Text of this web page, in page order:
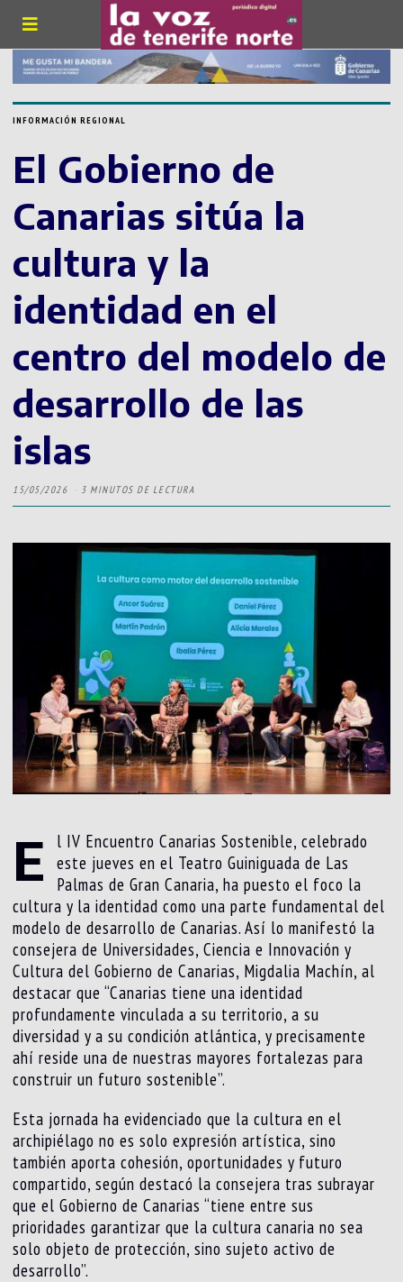
INFORMACIÓN REGIONAL
El Gobierno de
Canarias sitúa la
cultura y la
identidad en el
centro del modelo de
desarrollo de las
islas
15/05/2026 3 MINUTOS DE LECTURA
E
l IV Encuentro Canarias Sostenible, celebrado
este jueves en el Teatro Guiniguada de Las
Palmas de Gran Canaria, ha puesto el foco la
cultura y la identidad como una parte fundamental del
modelo de desarrollo de Canarias. Así lo manifestó la
consejera de Universidades, Ciencia e Innovación y
Cultura del Gobierno de Canarias, Migdalia Machín, al
destacar que “Canarias tiene una identidad
profundamente vinculada a su territorio, a su
diversidad y a su condición atlántica, y precisamente
ahí reside una de nuestras mayores fortalezas para
construir un futuro sostenible”.
Esta jornada ha evidenciado que la cultura en el
archipiélago no es solo expresión artística, sino
también aporta cohesión, oportunidades y futuro
compartido, según destacó la consejera tras subrayar
que el Gobierno de Canarias “tiene entre sus
prioridades garantizar que la cultura canaria no sea
solo objeto de protección, sino sujeto activo de
desarrollo”.